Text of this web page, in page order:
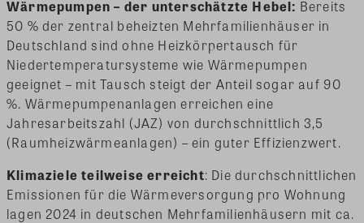
Wärmepumpen – der unterschätzte Hebel: Bereits
50 % der zentral beheizten Mehrfamilienhäuser in
Deutschland sind ohne Heizkörpertausch für
Niedertemperatursysteme wie Wärmepumpen
geeignet – mit Tausch steigt der Anteil sogar auf 90
%. Wärmepumpenanlagen erreichen eine
Jahresarbeitszahl (JAZ) von durchschnittlich 3,5
(Raumheizwärmeanlagen) – ein guter Effizienzwert.
Klimaziele teilweise erreicht: Die durchschnittlichen
Emissionen für die Wärmeversorgung pro Wohnung
lagen 2024 in deutschen Mehrfamilienhäusern mit ca.